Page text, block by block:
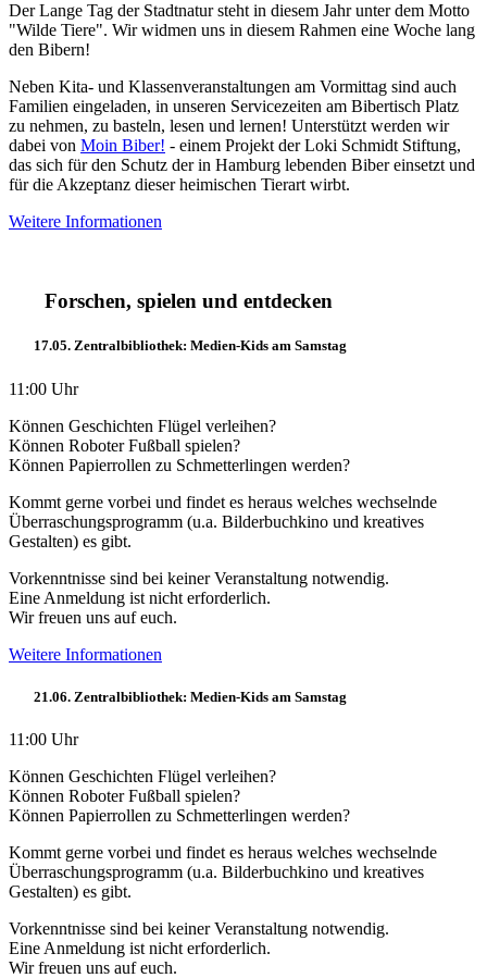
Der Lange Tag der Stadtnatur steht in diesem Jahr unter dem Motto
"Wilde Tiere". Wir widmen uns in diesem Rahmen eine Woche lang
den Bibern!
Neben Kita- und Klassenveranstaltungen am Vormittag sind auch
Familien eingeladen, in unseren Servicezeiten am Bibertisch Platz
zu nehmen, zu basteln, lesen und lernen! Unterstützt werden wir
dabei von Moin Biber! - einem Projekt der Loki Schmidt Stiftung,
das sich für den Schutz der in Hamburg lebenden Biber einsetzt und
für die Akzeptanz dieser heimischen Tierart wirbt.
Weitere Informationen
Forschen, spielen und entdecken
17.05. Zentralbibliothek: Medien-Kids am Samstag
11:00 Uhr
Können Geschichten Flügel verleihen?
Können Roboter Fußball spielen?
Können Papierrollen zu Schmetterlingen werden?
Kommt gerne vorbei und findet es heraus welches wechselnde
Überraschungsprogramm (u.a. Bilderbuchkino und kreatives
Gestalten) es gibt.
Vorkenntnisse sind bei keiner Veranstaltung notwendig.
Eine Anmeldung ist nicht erforderlich.
Wir freuen uns auf euch.
Weitere Informationen
21.06. Zentralbibliothek: Medien-Kids am Samstag
11:00 Uhr
Können Geschichten Flügel verleihen?
Können Roboter Fußball spielen?
Können Papierrollen zu Schmetterlingen werden?
Kommt gerne vorbei und findet es heraus welches wechselnde
Überraschungsprogramm (u.a. Bilderbuchkino und kreatives
Gestalten) es gibt.
Vorkenntnisse sind bei keiner Veranstaltung notwendig.
Eine Anmeldung ist nicht erforderlich.
Wir freuen uns auf euch.